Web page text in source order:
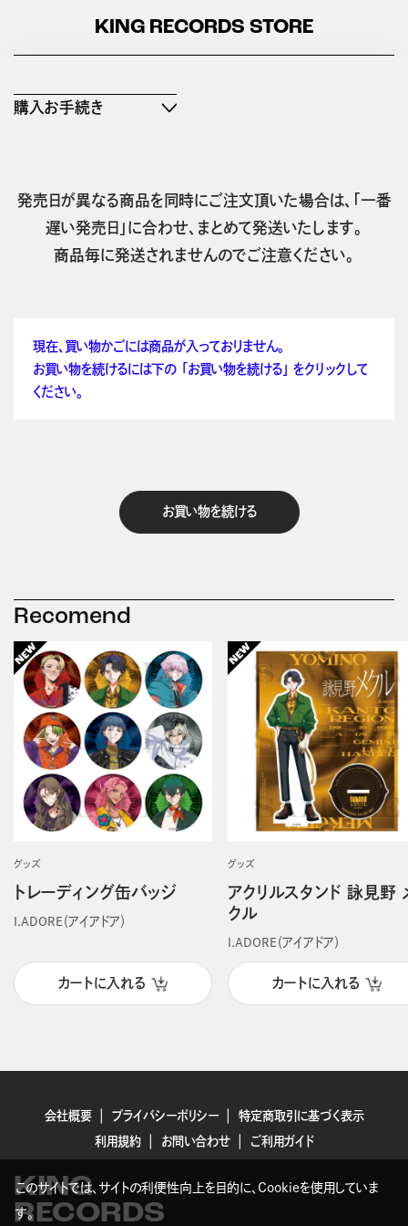
KING RECORDS STORE
購入お手続き
発売日が異なる商品を同時にご注文頂いた場合は、「一番
遅い発売日」に合わせ、まとめて発送いたします。
商品毎に発送されませんのでご注意ください。
現在、買い物かごには商品が入っておりません。
お買い物を続けるには下の 「お買い物を続ける」 をクリックして
ください。
お買い物を続ける
Recomend
グッズ
トレーディング缶バッジ
I.ADORE（アイアドア）
カートに入れる
グッズ
アクリルスタンド 詠見野
クル
I.ADORE（アイアドア）
カートに入れる
会社概要 プライバシーポリシー
特定商取引に基づく表示
利用規約
お問い合わせ ご利用ガイド
KING
RECORDS
このサイトでは、サイトの利便性向上を目的に、Cookieを使用していま
す。